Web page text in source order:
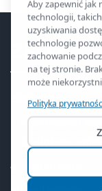
ZSO2
Biblioteka
Informacje i
Biblioteka online
e-legitymacja